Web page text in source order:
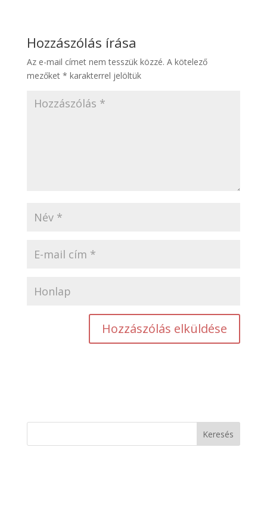
Hozzászólás írása
Az e-mail címet nem tesszük közzé. A kötelező
mezőket * karakterrel jelöltük